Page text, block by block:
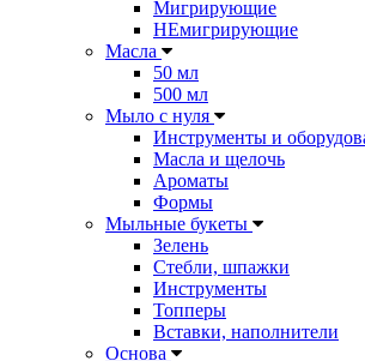
Мигрирующие
НЕмигрирующие
Масла
50 мл
500 мл
Мыло с нуля
Инструменты и
Масла и щелочь
Ароматы
Формы
Мыльные букеты
Зелень
Стебли, шпажки
Инструменты
Топперы
Вставки, наполнители
Основа